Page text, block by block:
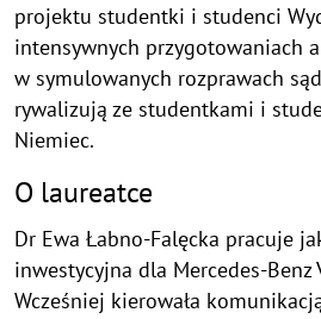
projektu studentki i studenci
intensywnych przygotowaniach
w symulowanych rozprawach
rywalizują ze studentkami i
Niemiec.
O laureatce
Dr Ewa Łabno-Falęcka pracuje
inwestycyjna dla Mercedes-Benz
Wcześniej kierowała